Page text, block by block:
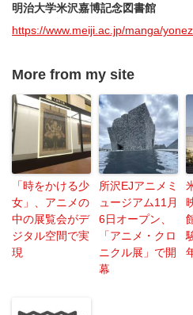
明治大学米沢嘉博記念図書館
https://www.meiji.ac.jp/manga/
More from my site
「時をかける少
女」、アニメの
中の展覧会がデ
ジタル空間で実
現
所沢EJアニメミ
ュージアム11月
6日オープン、
「アニメ・クロ
ニクル展」で開
幕